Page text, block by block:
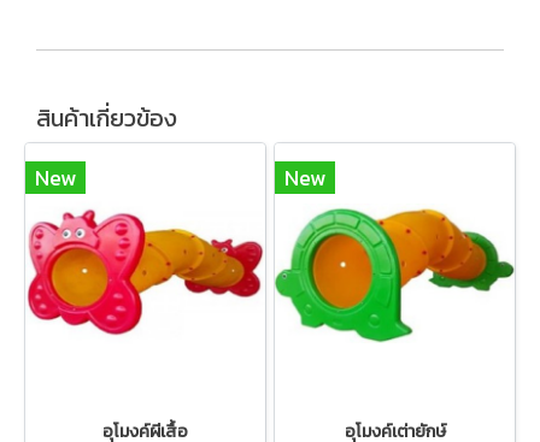
สินค้าเกี่ยวข้อง
New
อุโมงค์ผีเสื้อ
New
อุโมงค์เต่ายักษ์